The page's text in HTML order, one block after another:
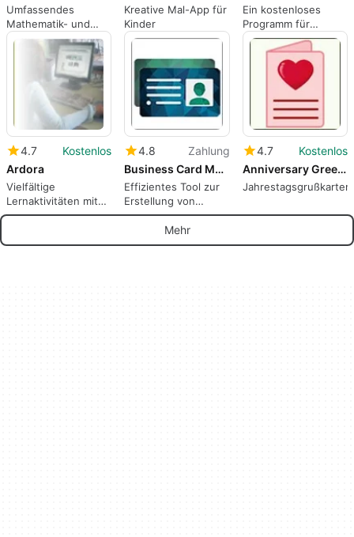
Umfassendes
Mathematik- und
Wissenschaftswerkzeug
Kreative Mal-App für
Kinder
Ein kostenloses
Programm für
Windows, von Iván
García García.
4.7
Kostenlos
Ardora
Vielfältige
Lernaktivitäten mit
Ardora gestalten
4.8
Zahlung
Business Card Maker Tool
Effizientes Tool zur
Erstellung von
Visitenkarten
4.7
Kostenlos
Anniversary Greetings Card Maker
Mehr